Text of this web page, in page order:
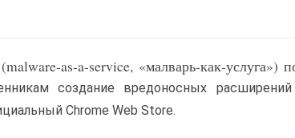
as-a-service, «малварь-как-услуга»)
создание вредоносных расширений
Chrome Web Store.